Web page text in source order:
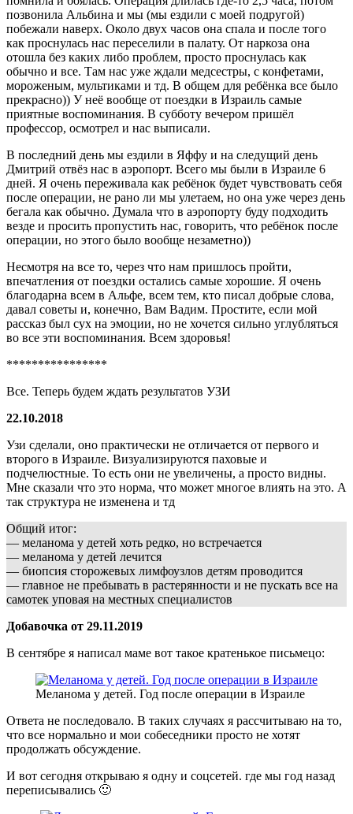
позвонила Альбина и мы (мы ездили с моей подругой)
побежали наверх. Около двух часов она спала и после того
как проснулась нас переселили в палату. От наркоза она
отошла без каких либо проблем, просто проснулась как
обычно и все. Там нас уже ждали медсестры, с конфетами,
мороженым, мультиками и тд. В общем для ребёнка все было
прекрасно)) У неё вообще от поездки в Израиль самые
приятные воспоминания. В субботу вечером пришёл
профессор, осмотрел и нас выписали.
В последний день мы ездили в Яффу и на следущий день
Дмитрий отвёз нас в аэропорт. Всего мы были в Израиле 6
дней. Я очень переживала как ребёнок будет чувствовать себя
после операции, не рано ли мы улетаем, но она уже через день
бегала как обычно. Думала что в аэропорту буду подходить
везде и просить пропустить нас, говорить, что ребёнок после
операции, но этого было вообще незаметно))
Несмотря на все то, через что нам пришлось пройти,
впечатления от поездки остались самые хорошие. Я очень
благодарна всем в Альфе, всем тем, кто писал добрые слова,
давал советы и, конечно, Вам Вадим. Простите, если мой
рассказ был сух на эмоции, но не хочется сильно углубляться
во все эти воспоминания. Всем здоровья!
****************
Все. Теперь будем ждать результатов УЗИ
22.10.2018
Узи сделали, оно практически не отличается от первого и
второго в Израиле. Визуализируются паховые и
подчелюстные. То есть они не увеличены, а просто видны.
Мне сказали что это норма, что может многое влиять на это. А
так структура не изменена и тд
Общий итог:
— меланома у детей хоть редко, но встречается
— меланома у детей лечится
— биопсия сторожевых лимфоузлов детям проводится
— главное не пребывать в растерянности и не пускать все на
самотек уповая на местных специалистов
Добавочка от 29.11.2019
В сентябре я написал маме вот такое кратенькое письмецо:
Меланома у детей. Год после операции в Израиле
Ответа не последовало. В таких случаях я рассчитываю на то,
что все нормально и мои собеседники просто не хотят
продолжать обсуждение.
И вот сегодня открываю я одну и соцсетей. где мы год назад
переписывались 🙂